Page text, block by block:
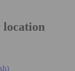
location